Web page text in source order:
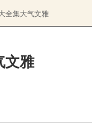
全集大气文雅
文雅